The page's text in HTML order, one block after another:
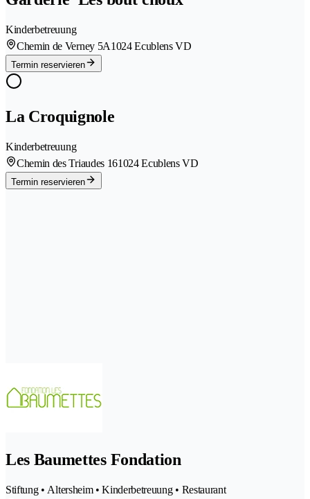
Kinderbetreuung
Chemin de Verney 5A1024 Ecublens VD
Termin reservieren
La Croquignole
Kinderbetreuung
Chemin des Triaudes 161024 Ecublens VD
Termin reservieren
Les Baumettes Fondation
Stiftung • Altersheim • Kinderbetreuung • Restaurant